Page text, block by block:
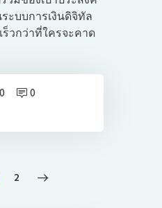
ะบบการเงินดิจิทัล
ร็วกว่าที่ใครจะคาด
0
PAGE
2